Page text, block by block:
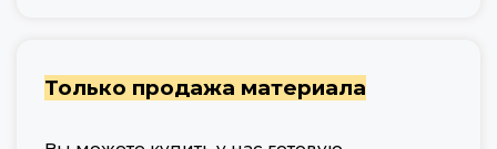
Только продажа материала